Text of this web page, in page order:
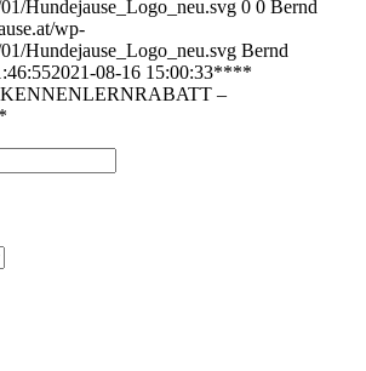
Hundejause_Logo_neu.svg 0 0 Bernd
wp-
Hundejause_Logo_neu.svg Bernd
2021-08-16 15:00:33****
–